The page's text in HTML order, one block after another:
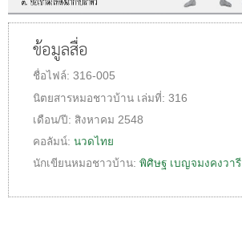
ข้อมูลสื่อ
ชื่อไฟล์: 316-005
นิตยสารหมอชาวบ้าน เล่มที่: 316
เดือน/ปี: สิงหาคม 2548
คอลัมน์: นวดไทย
นักเขียนหมอชาวบ้าน: พิศิษฐ เบญจมงคงวารี